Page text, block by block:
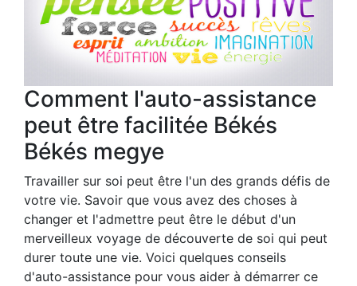
Comment l'auto-assistance
peut être facilitée Békés
Békés megye
Travailler sur soi peut être l'un des grands défis de
votre vie. Savoir que vous avez des choses à
changer et l'admettre peut être le début d'un
merveilleux voyage de découverte de soi qui peut
durer toute une vie. Voici quelques conseils
d'auto-assistance pour vous aider à démarrer ce